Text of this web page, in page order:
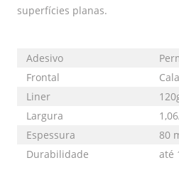
superfícies planas.
Adesivo
Frontal
Liner
Largura
Espessura
80
Durabilidade
até